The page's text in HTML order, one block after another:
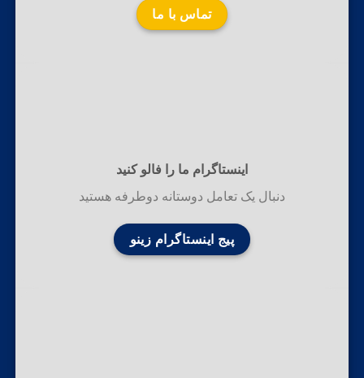
تماس با ما
اینستاگرام ما را فالو کنید
دنبال یک تعامل دوستانه دوطرفه هستید
پیج اینستاگرام زینو